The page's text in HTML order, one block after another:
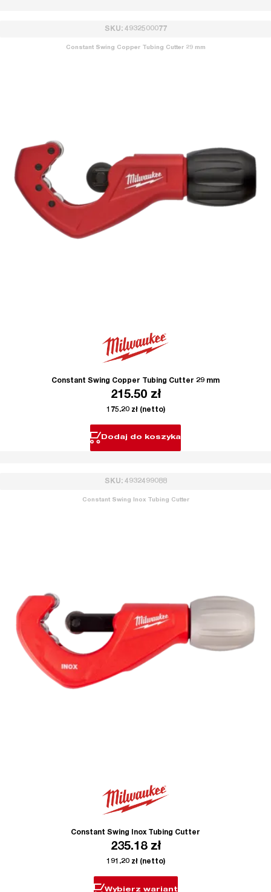
SKU: 4932500077
Constant Swing Copper Tubing Cutter 29 mm
Constant Swing Copper Tubing Cutter 29 mm
215.50 zł
175.20 zł(netto)
Dodaj do koszyka
SKU: 4932499088
Constant Swing Inox Tubing Cutter
Constant Swing Inox Tubing Cutter
235.18 zł
191.20 zł(netto)
Wybierz wariant